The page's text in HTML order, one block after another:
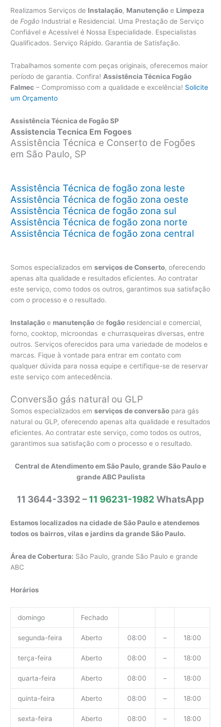
Realizamos Serviços de Instalação, Manutenção e Limpeza
de Fogão Industrial e Residencial. Uma Prestação de Serviço
Confiável e Acessível é Nossa Especialidade. Especialistas
Qualificados. Serviço Rápido. Garantia de Satisfação.
Trabalhamos somente com peças originais, oferecemos maior
período de garantia. Confira! Assistência Técnica Fogão
Falmec – Compromisso com a qualidade e excelência! Solicite
um Orçamento
Assistência Técnica de Fogão SP
Assistencia Tecnica Em Fogoes
Assistência Técnica e Conserto de Fogões
em São Paulo, SP
Assistência Técnica de fogão zona leste
Assistência Técnica de fogão zona oeste
Assistência Técnica de fogão zona sul
Assistência Técnica de fogão zona norte
Assistência Técnica de fogão zona central
Somos especializados emserviços de Conserto, oferecendo
apenas alta qualidade e resultados eficientes. Ao contratar
este serviço, como todos os outros, garantimos sua satisfação
com o processo e o resultado.
Instalação e manutenção defogão residencial e comercial,
forno, cooktop, microondas e churrasqueiras diversas, entre
outros. Serviços oferecidos para uma variedade de modelos e
marcas. Fique à vontade para entrar em contato com
qualquer dúvida para nossa equipe e certifique-se de reservar
este serviço com antecedência.
Conversão gás natural ou GLP
Somos especializados emserviços de conversão para gás
natural ou GLP, oferecendo apenas alta qualidade e resultados
eficientes. Ao contratar este serviço, como todos os outros,
garantimos sua satisfação com o processo e o resultado.
Central de Atendimento em São Paulo, grande São Paulo e
grande ABC Paulista
11 3644-3392 –11 96231-1982 WhatsApp
Estamos localizados na cidade de São Paulo e atendemos
todos os bairros, vilas e jardins da grande São Paulo.
Área de Cobertura: São Paulo, grande São Paulo e grande
ABC
Horários
domingo Fechado
segunda-feira Aberto 08:00 – 18:00
terça-feira Aberto 08:00 – 18:00
quarta-feira Aberto 08:00 – 18:00
quinta-feira Aberto 08:00 – 18:00
sexta-feira Aberto 08:00 – 18:00